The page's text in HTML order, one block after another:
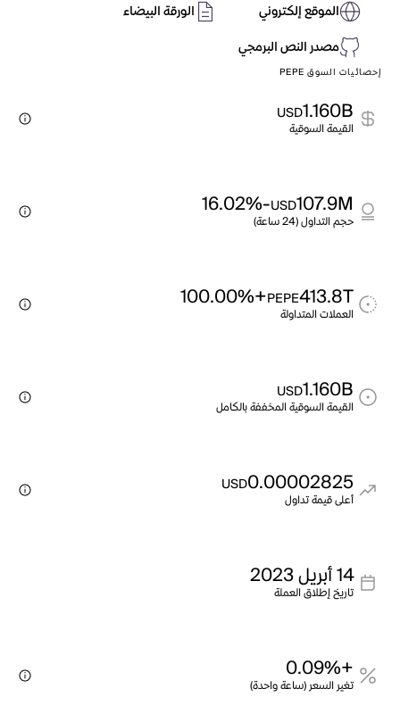
الموقع إلكتروني
الورقة البيضاء
مصدر النص البرمجي
إحصائيات السوق PEPE
1.160B
USD
القيمة السوقية
107.9M
USD
-16.02%
حجم التداول (24 ساعة)
413.8T
PEPE
+100.00%
العملات المتداولة
1.160B
USD
القيمة السوقية المخففة بالكامل
0.00002825
USD
أعلى قيمة تداول
14 أبريل 2023
تاريخ إطلاق العملة
+0.09%
تغير السعر (ساعة واحدة)